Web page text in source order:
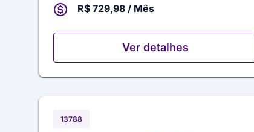
R$ 729,98 / Mês
Ver detalhes
13788